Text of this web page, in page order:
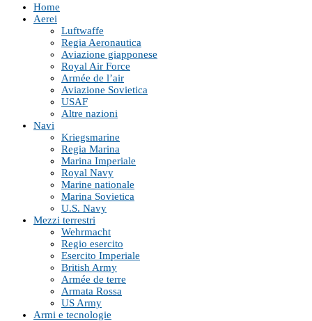
Home
Aerei
Luftwaffe
Regia Aeronautica
Aviazione giapponese
Royal Air Force
Armée de l’air
Aviazione Sovietica
USAF
Altre nazioni
Navi
Kriegsmarine
Regia Marina
Marina Imperiale
Royal Navy
Marine nationale
Marina Sovietica
U.S. Navy
Mezzi terrestri
Wehrmacht
Regio esercito
Esercito Imperiale
British Army
Armée de terre
Armata Rossa
US Army
Armi e tecnologie